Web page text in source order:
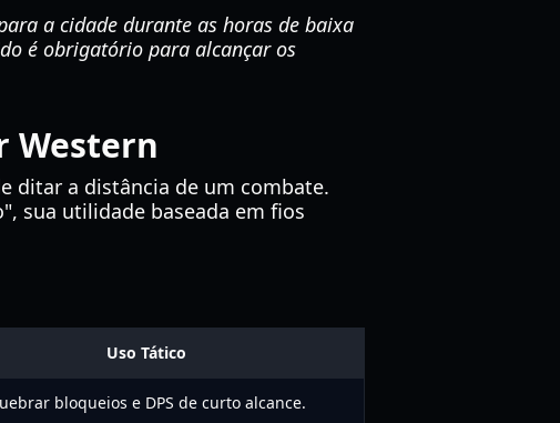
a cidade durante as horas de baixa
é obrigatório para alcançar os
Western
ditar a distância de um combate.
sua utilidade baseada em fios
Uso Tático
bloqueios e DPS de curto alcance.